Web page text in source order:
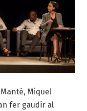
Miquel
fer gaudir al